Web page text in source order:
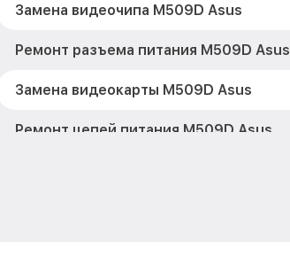
Замена видеочипа M509D Asus
Ремонт разъема питания M509D Asus
Замена видеокарты M509D Asus
Ремонт цепей питания M509D Asus